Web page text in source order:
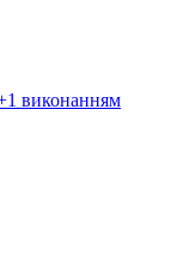
виконанням